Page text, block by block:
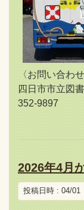
〈お問い合わせ
四日市市立図
352-9897
投稿日時 : 04/01